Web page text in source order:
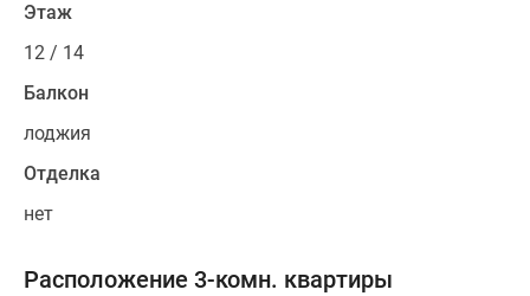
Этаж
12 / 14
Балкон
лоджия
Отделка
нет
Расположение 3-комн. квартиры